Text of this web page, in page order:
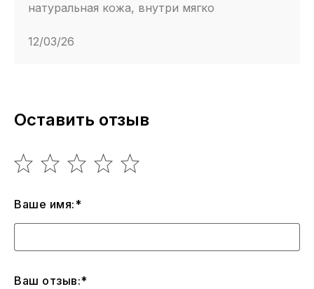
натуральная кожа, внутри мягко
12/03/26
Оставить отзыв
Ваше имя:*
Ваш отзыв:*